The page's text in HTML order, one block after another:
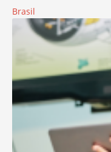
Brasil